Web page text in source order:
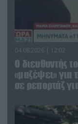
04.08.2026 | 12:02
O διευθυντής
«μαζέψει»
σε ρεπορτάζ